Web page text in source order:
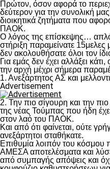
Πρώτον, όσον αφορά το
δεύτερον για την συνολική
διοικητικά ζητήματα που
ΠΑΟΚ.
Ο λόγος της επίσκεψης…
στήριξη παραμείνατε
δεν ακολουθήσατε όλοι τον
Για εμάς δεν έχει αλλάξει
την αρχή μέχρι σήμερα
1. Ανεξάρτητος ΑΣ και
Advertisement
2. Την πιο σίγουρη και την
της νέας Τούμπας που ήδη
στον λαό του ΠΑΟΚ.
Και από ότι φαίνεται, ούτε
ανεξάρτητοι σταθήκατε.
Επιθυμία λοιπόν του κόσμου
ΑΜΕΣΑ αποτελέσματα και
από συμπαγής απόψεις και